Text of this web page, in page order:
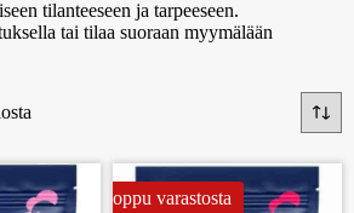
tilanteeseen ja tarpeeseen.
tai tilaa suoraan myymälään
Loppu varastosta